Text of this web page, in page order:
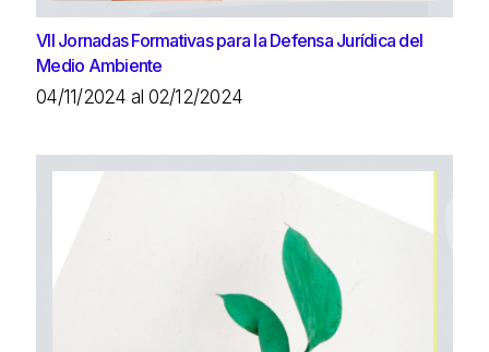
VII Jornadas Formativas para la Defensa Jurídica del
Medio Ambiente
04/11/2024 al 02/12/2024